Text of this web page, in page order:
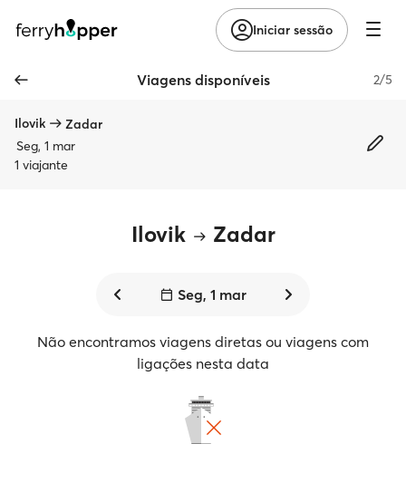
Iniciar sessão
Viagens disponíveis 2/5
Ilovik
Zadar
Seg, 1 mar
1 viajante
Ilovik Zadar
Seg, 1 mar
Não encontramos viagens diretas ou viagens com
ligações nesta data